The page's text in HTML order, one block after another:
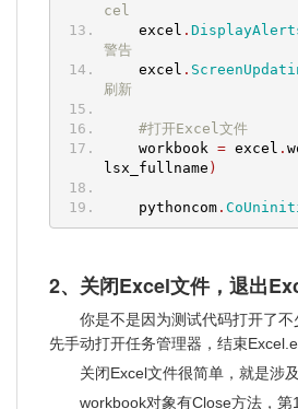
cel
excel .
警告
excel .
刷新
#打开Excel文件
workbook = excel .
lsx_fullname )
pythoncom.
2、关闭Excel文件，退出
你是不是因为测试代码打开了
先手动打开任务管理器，结束
关闭Excel文件很简单，就是涉
workbook对象有Close方法，第